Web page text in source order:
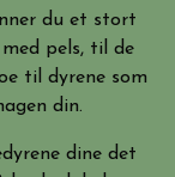
du et stort
pels, til de
til dyrene som
din.
dine det